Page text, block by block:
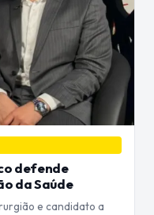
defende
da Saúde
e candidato a